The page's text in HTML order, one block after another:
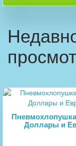
Доллары и